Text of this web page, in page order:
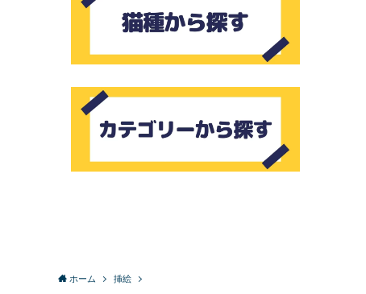
ホーム 挿絵